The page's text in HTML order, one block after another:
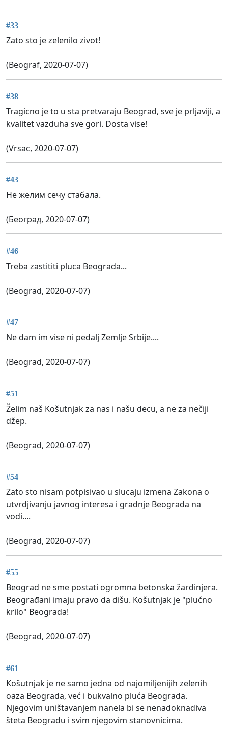
#33
Zato sto je zelenilo zivot!
(Beograf, 2020-07-07)
#38
Tragicno je to u sta pretvaraju Beograd, sve je prljaviji, a
kvalitet vazduha sve gori. Dosta vise!
(Vrsac, 2020-07-07)
#43
Не желим сечу стабала.
(Београд, 2020-07-07)
#46
Treba zastititi pluca Beograda...
(Beograd, 2020-07-07)
#47
Ne dam im vise ni pedalj Zemlje Srbije....
(Beograd, 2020-07-07)
#51
Želim naš Košutnjak za nas i našu decu, a ne za nečiji
džep.
(Beograd, 2020-07-07)
#54
Zato sto nisam potpisivao u slucaju izmena Zakona o
utvrdjivanju javnog interesa i gradnje Beograda na
vodi....
(Beograd, 2020-07-07)
#55
Beograd ne sme postati ogromna betonska žardinjera.
Beograđani imaju pravo da dišu. Košutnjak je "plućno
krilo" Beograda!
(Beograd, 2020-07-07)
#61
Košutnjak je ne samo jedna od najomiljenijih zelenih
oaza Beograda, već i bukvalno pluća Beograda.
Njegovim uništavanjem nanela bi se nenadoknadiva
šteta Beogradu i svim njegovim stanovnicima.